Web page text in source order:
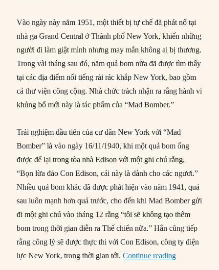
Vào ngày này năm 1951, một thiết bị tự chế đã phát nổ tại
nhà ga Grand Central ở Thành phố New York, khiến những
người đi làm giật mình nhưng may mắn không ai bị thương.
Trong vài tháng sau đó, năm quả bom nữa đã được tìm thấy
tại các địa điểm nổi tiếng rải rác khắp New York, bao gồm
cả thư viện công cộng. Nhà chức trách nhận ra rằng hành vi
khủng bố mới này là tác phẩm của “Mad Bomber.”
Trải nghiệm đầu tiên của cư dân New York với “Mad
Bomber” là vào ngày 16/11/1940, khi một quả bom ống
được để lại trong tòa nhà Edison với một ghi chú rằng,
“Bọn lừa đảo Con Edison, cái này là dành cho các ngươi.”
Nhiều quả bom khác đã được phát hiện vào năm 1941, quả
sau luôn mạnh hơn quả trước, cho đến khi Mad Bomber gửi
đi một ghi chú vào tháng 12 rằng “tôi sẽ không tạo thêm
bom trong thời gian diễn ra Thế chiến nữa.” Hắn cũng tiếp
rằng công lý sẽ được thực thi với Con Edison, công ty điện
lực New York, trong thời gian tới.Continue reading“29/03/1951: